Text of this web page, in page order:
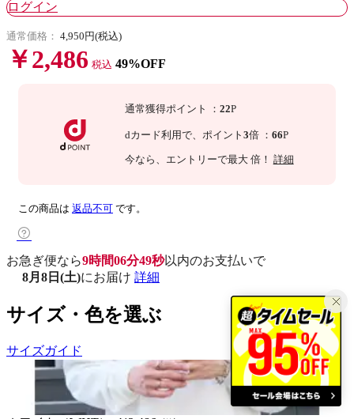
ログイン
通常価格： 4,950円(税込)
￥2,486 税込 49%OFF
通常獲得ポイント ： 22P
dカード利用で、 ポイント 3倍 ： 66P
今なら 、エントリーで最大 倍！ 詳細
この商品は 返品不可 です。
お急ぎ便なら9時間06分49秒以内のお支払いで
8月8日(土)にお届け 詳細
サイズ・色を選ぶ
サイズガイド